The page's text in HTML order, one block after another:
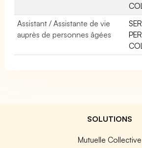
Assistant / Assistante de vie
auprès de personnes âgées
SOLUTIONS
Mutuelle Collective